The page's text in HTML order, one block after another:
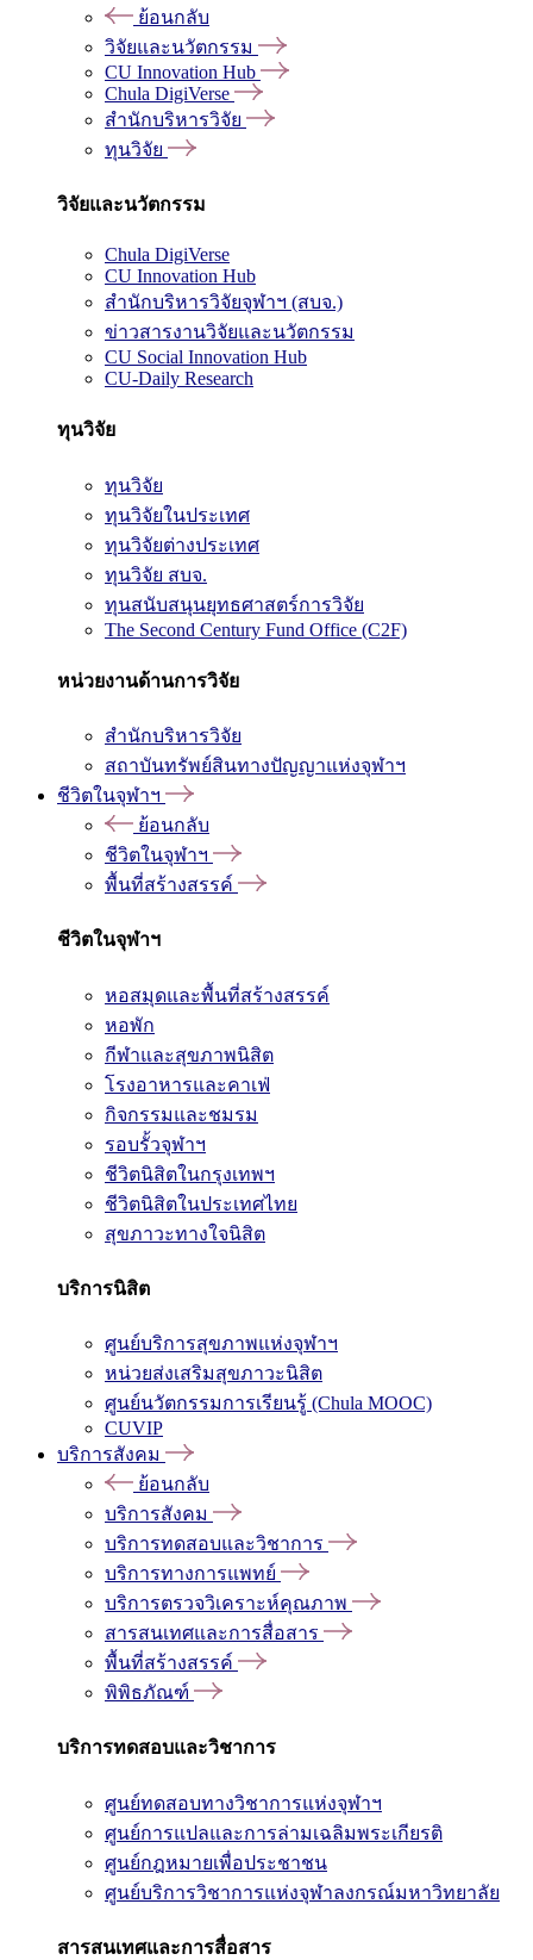
ย้อนกลับ
วิจัยและนวัตกรรม
CU Innovation Hub
Chula DigiVerse
สำนักบริหารวิจัย
ทุนวิจัย
วิจัยและนวัตกรรม
Chula DigiVerse
CU Innovation Hub
สำนักบริหารวิจัยจุฬาฯ (สบจ.)
ข่าวสารงานวิจัยและนวัตกรรม
CU Social Innovation Hub
CU-Daily Research
ทุนวิจัย
ทุนวิจัย
ทุนวิจัยในประเทศ
ทุนวิจัยต่างประเทศ
ทุนวิจัย สบจ.
ทุนสนับสนุนยุทธศาสตร์การวิจัย
The Second Century Fund Office (C2F)
หน่วยงานด้านการวิจัย
สำนักบริหารวิจัย
สถาบันทรัพย์สินทางปัญญาแห่งจุฬาฯ
ชีวิตในจุฬาฯ
ย้อนกลับ
ชีวิตในจุฬาฯ
พื้นที่สร้างสรรค์
ชีวิตในจุฬาฯ
หอสมุดและพื้นที่สร้างสรรค์
หอพัก
กีฬาและสุขภาพนิสิต
โรงอาหารและคาเฟ่
กิจกรรมและชมรม
รอบรั้วจุฬาฯ
ชีวิตนิสิตในกรุงเทพฯ
ชีวิตนิสิตในประเทศไทย
สุขภาวะทางใจนิสิต
บริการนิสิต
ศูนย์บริการสุขภาพแห่งจุฬาฯ
หน่วยส่งเสริมสุขภาวะนิสิต
ศูนย์นวัตกรรมการเรียนรู้ (Chula MOOC)
CUVIP
บริการสังคม
ย้อนกลับ
บริการสังคม
บริการทดสอบและวิชาการ
บริการทางการแพทย์
บริการตรวจวิเคราะห์คุณภาพ
สารสนเทศและการสื่อสาร
พื้นที่สร้างสรรค์
พิพิธภัณฑ์
บริการทดสอบและวิชาการ
ศูนย์ทดสอบทางวิชาการแห่งจุฬาฯ
ศูนย์การแปลและการล่ามเฉลิมพระเกียรติ
ศูนย์กฎหมายเพื่อประชาชน
ศูนย์บริการวิชาการแห่งจุฬาลงกรณ์มหาวิทยาลัย
สารสนเทศและการสื่อสาร